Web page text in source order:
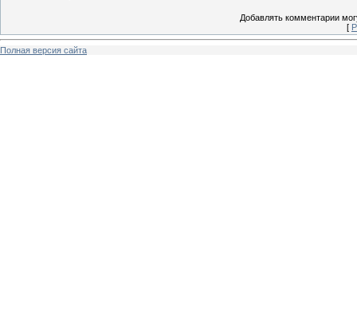
Добавлять комментарии
[
Полная версия сайта